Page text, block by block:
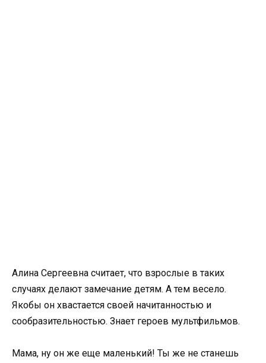
Алина Сергеевна считает, что взрослые в таких
случаях делают замечание детям. А тем весело.
Якобы он хвастается своей начитанностью и
сообразительностью. Знает героев мультфильмов.
Мама, ну он же еще маленький! Ты же не станешь